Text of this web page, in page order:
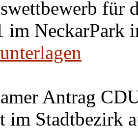
für
im NeckarPark
Antrag
Stadtbezirk